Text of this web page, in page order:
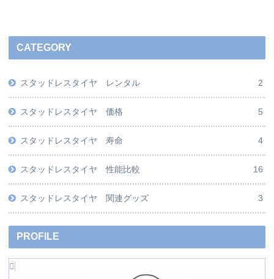
CATEGORY
スタッドレスタイヤ レンタル 2
スタッドレスタイヤ 価格 5
スタッドレスタイヤ 寿命 4
スタッドレスタイヤ 性能比較 16
スタッドレスタイヤ 関連グッズ 3
PROFILE